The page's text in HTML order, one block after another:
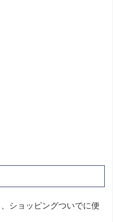
ショッピングついでに便